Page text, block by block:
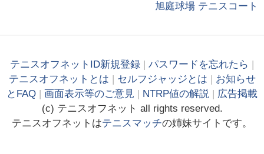
旭庭球場 テニスコート
テニスオフネットID新規登録 | パスワードを忘れたら |
テニスオフネットとは | セルフジャッジとは | お知らせ
とFAQ | 画面表示等のご意見 | NTRP値の解説 | 広告掲載
(c) テニス オフネット all rights reserved.
テニスオフネットはテニスマッチの姉妹サイトです。